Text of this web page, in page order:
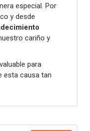
especial. Por
y desde
cariño y
para
esta causa tan